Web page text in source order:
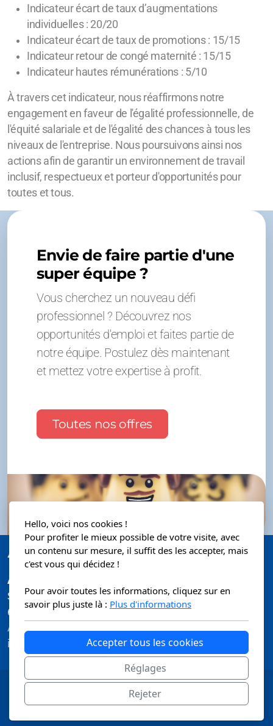
Indicateur écart de taux d’augmentations
individuelles : 20/20
Indicateur écart de taux de promotions : 15/15
Indicateur retour de congé maternité : 15/15
Indicateur hautes rémunérations : 5/10
À travers cet indicateur, nous réaffirmons notre
engagement en faveur de l'égalité professionnelle, de
l'équité salariale et de l'égalité des chances à tous les
niveaux de l'entreprise. Nous poursuivons ainsi nos
actions afin de garantir un environnement de travail
inclusif, respectueux et porteur d'opportunités pour
toutes et tous.
Envie de faire partie d'une
super équipe ?
Vous cherchez un nouveau défi
professionnel ? Découvrez nos
opportunités d'emploi et faites partie de
notre équipe. Postulez dès maintenant
et mettez votre expertise à profit.
Toutes nos offres
ALSAPAN
Siège social : 1D rue du Général de Gaulle
67190 Dinsheim sur Bruche - France
ALSAPAN, votre partenaire industriel pour l'équipement
intérieur.
Copyright, tous droits réservés
-CGU-Politique de confidentialité-Cookies
Hello, voici nos cookies !
Pour profiter le mieux possible de votre visite, avec
un contenu sur mesure, il suffit des les accepter, mais
c'est vous qui décidez !
Pour avoir toutes les informations, cliquez sur en
savoir plus juste là : Plus d'informations
Accepter tous les cookies
Réglages
Rejeter